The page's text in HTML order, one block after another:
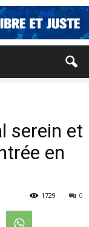
serein et
en
0
1729